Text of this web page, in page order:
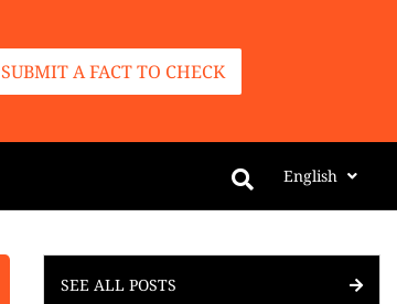
SUBMIT A FACT TO CHECK
English
SEE ALL POSTS